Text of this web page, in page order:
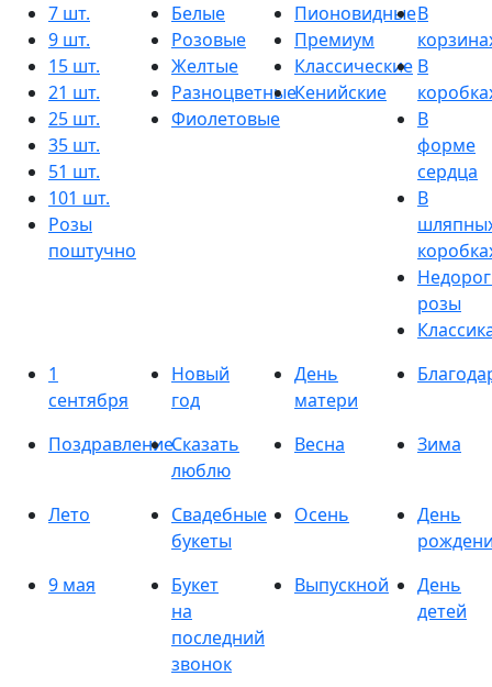
7 шт.
9 шт.
15 шт.
21 шт.
25 шт.
35 шт.
51 шт.
101 шт.
Розы
поштучно
Белые
Розовые
Желтые
Разноцветные
Фиолетовые
Пионовидные
Премиум
Классические
Кенийские
В
В
В
форме
сердца
В
розы
1
сентября
Новый
год
День
матери
ПоздравлениеСказать
люблю
Весна Зима
Лето
Свадебные
букеты
Осень
День
9 мая
Букет
на
последний
звонок
Выпускной
День
детей